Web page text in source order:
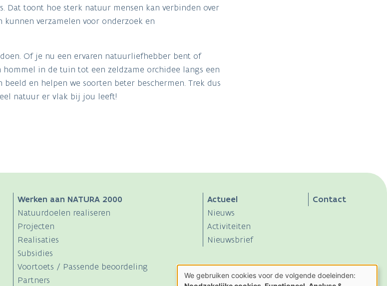
Dat toont hoe sterk natuur mensen kan verbinden over
verzamelen voor onderzoek en
Of je nu een ervaren natuurliefhebber bent of
in de tuin tot een zeldzame orchidee langs een
en helpen we soorten beter beschermen. Trek dus
natuur er vlak bij jou leeft!
Werken aan NATURA 2000
Natuurdoelen realiseren
Projecten
Realisaties
Subsidies
Voortoets / Passende beoordeling
Partners
Actueel
Nieuws
Activiteiten
Nieuwsbrief
Contact
Gebruik
We gebruiken cookies voor de volgende doeleinden: